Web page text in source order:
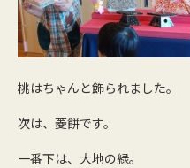
桃はちゃんと飾られました。
次は、菱餅です。
一番下は、大地の緑。